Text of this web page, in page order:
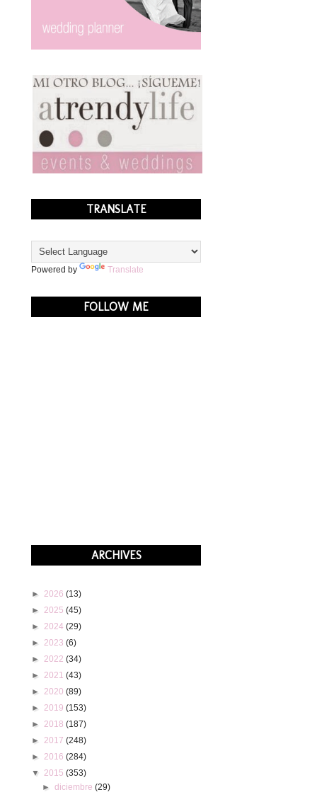
TRANSLATE
Powered by Translate
FOLLOW ME
ARCHIVES
► 2026(13)
► 2025(45)
► 2024(29)
► 2023(6)
► 2022(34)
► 2021(43)
► 2020(89)
► 2019(153)
► 2018(187)
► 2017(248)
► 2016(284)
▼ 2015(353)
► diciembre (29)